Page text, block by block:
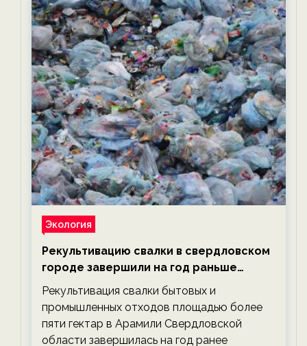
Экология
Рекультивацию свалки в свердловском
городе завершили на год раньше
планируемого срока — новости
экологии на ECOportal
Рекультивация свалки бытовых и
промышленных отходов площадью более
пяти гектар в Арамили Свердловской
области завершилась на год ранее